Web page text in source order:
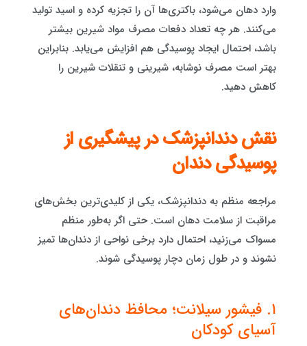
وارد دهان می‌شود، باکتری‌ها آن را تجزیه کرده و اسید تولید
می‌کنند. هر چه تعداد دفعات مصرف مواد شیرین بیشتر
باشد، احتمال ایجاد پوسیدگی هم افزایش می‌یابد. بنابراین
بهتر است مصرف نوشابه، شیرینی و تنقلات شیرین را
کاهش دهید.
نقش دندانپزشک در پیشگیری از
پوسیدگی دندان
مراجعه منظم به دندانپزشک، یکی از کلیدی‌ترین بخش‌های
مراقبت از سلامت دهان است. حتی اگر به‌طور منظم
مسواک می‌زنید، احتمال دارد برخی نواحی از دندان‌ها تمیز
نشوند و در طول زمان دچار پوسیدگی شوند.
۱. فیشور سیلانت؛ محافظ دندان‌های
آسیای کودکان